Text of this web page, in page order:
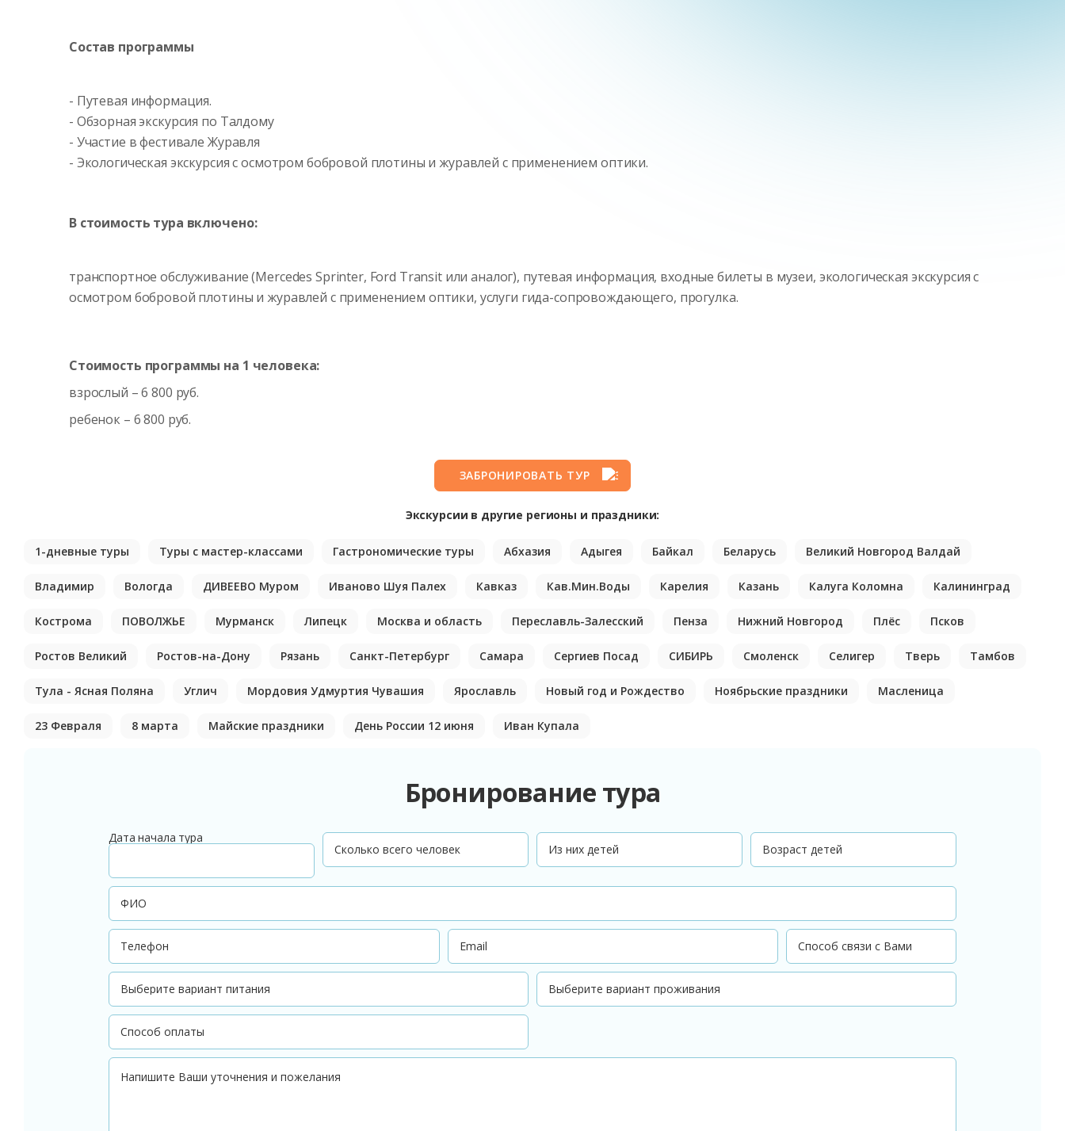
Состав программы
- Путевая информация.
- Обзорная экскурсия по Талдому
- Участие в фестивале Журавля
- Экологическая экскурсия с осмотром бобровой плотины и журавлей с применением оптики.
В стоимость тура включено:
транспортное обслуживание (Mercedes Sprinter, Ford Transit или аналог), путевая информация, входные билеты в музеи, экологическая экскурсия с
осмотром бобровой плотины и журавлей с применением оптики, услуги гида-сопровождающего, прогулка.
Стоимость программы на 1 человека:
взрослый – 6 800 руб.
ребенок – 6 800 руб.
ЗАБРОНИРОВАТЬ ТУР
Экскурсии в другие регионы и праздники:
1-дневные туры Туры с мастер-классами Гастрономические туры Абхазия Адыгея Байкал Беларусь Великий Новгород Валдай
Владимир Вологда ДИВЕЕВО Муром Иваново Шуя Палех Кавказ Кав.Мин.Воды Карелия Казань Калуга Коломна Калининград
Кострома ПОВОЛЖЬЕ Мурманск Липецк Москва и область Переславль-Залесский Пенза Нижний Новгород Плёс Псков
Ростов Великий Ростов-на-Дону Рязань Санкт-Петербург Самара Сергиев Посад СИБИРЬ Смоленск Селигер Тверь Тамбов
Тула - Ясная Поляна Углич Мордовия Удмуртия Чувашия Ярославль Новый год и Рождество Ноябрьские праздники Масленица
23 Февраля 8 марта Майские праздники День России 12 июня Иван Купала
Бронирование тура
Дата начала тура